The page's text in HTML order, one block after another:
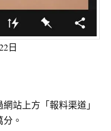
日
站上方「報料渠道」
。